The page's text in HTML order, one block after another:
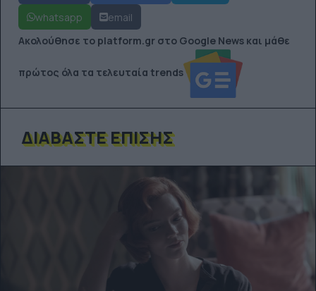
whatsapp
email
Ακολούθησε το platform.gr στο Google News και μάθε
πρώτος όλα τα τελευταία trends
ΔΙΑΒΆΣΤΕ ΕΠΊΣΗΣ